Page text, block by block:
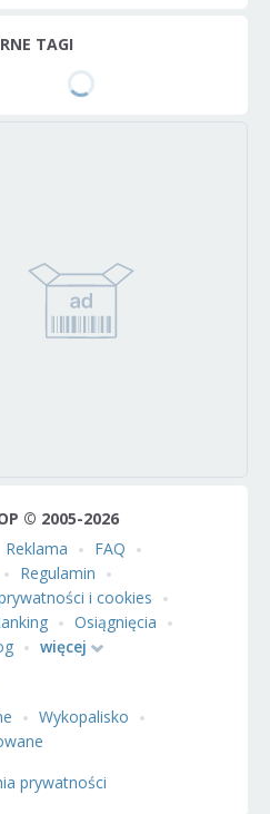
TAGI
© 2005-2026
Reklama
FAQ
Regulamin
i cookies
Osiągnięcia
więcej
Wykopalisko
prywatności